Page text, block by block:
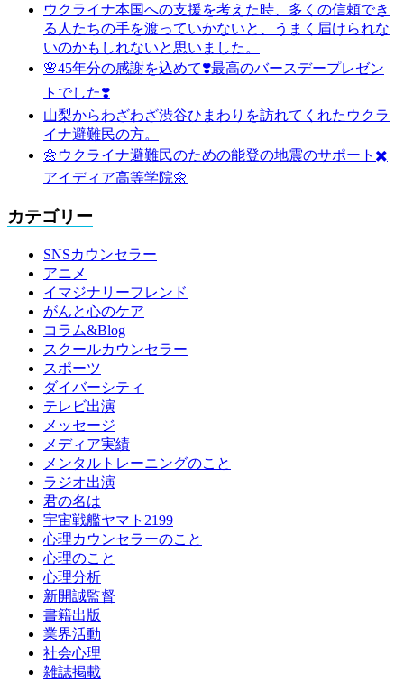
ウクライナ本国への支援を考えた時、多くの信頼でき
る人たちの手を渡っていかないと、うまく届けられな
いのかもしれないと思いました。
🌸45年分の感謝を込めて❣️最高のバースデープレゼン
トでした❣️
山梨からわざわざ渋谷ひまわりを訪れてくれたウクラ
イナ避難民の方。
🌼ウクライナ避難民のための能登の地震のサポート✖️
アイディア高等学院🌼
カテゴリー
SNSカウンセラー
アニメ
イマジナリーフレンド
がんと心のケア
コラム&Blog
スクールカウンセラー
スポーツ
ダイバーシティ
テレビ出演
メッセージ
メディア実績
メンタルトレーニングのこと
ラジオ出演
君の名は
宇宙戦艦ヤマト2199
心理カウンセラーのこと
心理のこと
心理分析
新開誠監督
書籍出版
業界活動
社会心理
雑誌掲載